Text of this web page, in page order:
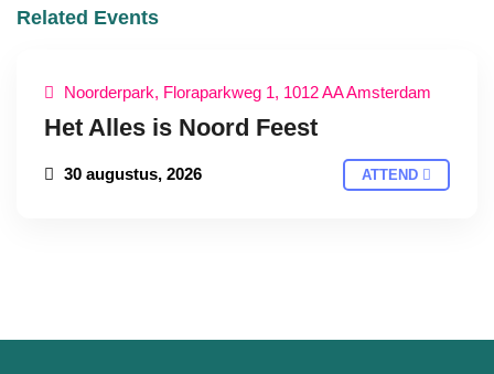
Related Events
Noorderpark, Floraparkweg 1, 1012 AA Amsterdam
Het Alles is Noord Feest
30 augustus, 2026 ATTEND